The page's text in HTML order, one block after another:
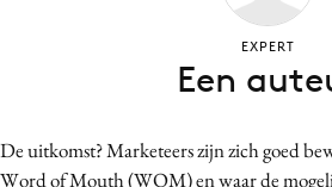
Craft
De uitkomst? Marketeers zijn zich goed
Word of Mouth (WOM) en waar de
EXPERT
Een